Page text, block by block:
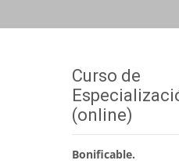
Curso de
(online)
Bonificable.